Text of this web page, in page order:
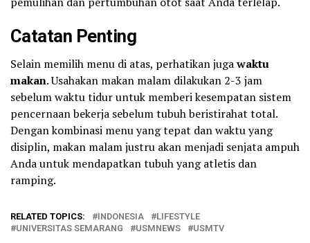
Catatan Penting
Selain memilih menu di atas, perhatikan jugawaktu
makan. Usahakan makan malam dilakukan 2-3 jam
sebelum waktu tidur untuk memberi kesempatan sistem
pencernaan bekerja sebelum tubuh beristirahat total.
Dengan kombinasi menu yang tepat dan waktu yang
disiplin, makan malam justru akan menjadi senjata ampuh
Anda untuk mendapatkan tubuh yang atletis dan
ramping.
RELATED TOPICS: INDONESIA
LIFESTYLE
UNIVERSITAS SEMARANG
USMNEWS USMTV